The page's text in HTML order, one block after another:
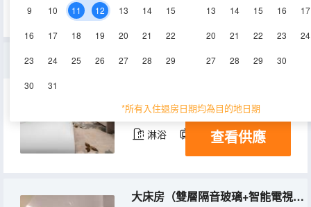
9 10 11 12 13 14 15
16 17 18 19 20 21 22
23 24 25 26 27 28 29
30 31
13 14 15 16 17
20 21 22 23 24
27 28 29 30
*所有入住退房日期均為目的地日期
25-30㎡ 2-9層
淋浴 電視機
查看供應
大床房（雙層隔音玻璃+智能電視投屏+格力空調）